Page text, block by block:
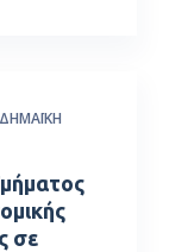
σε